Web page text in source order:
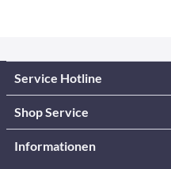
Service Hotline
Shop Service
Informationen